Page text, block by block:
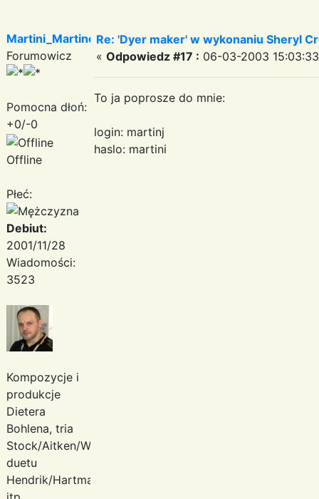
Martini_Martinez
Forumowicz
Pomocna dłoń:
+0/-0
Offline
Płeć:
Debiut:
2001/11/28
Wiadomości:
3523
Kompozycje i
produkcje
Dietera
Bohlena, tria
Stock/Aitken/Waterman,
duetu
Hendrik/Hartmann
Re: 'Dyer maker' w wykonaniu Sheryl
« Odpowiedz #17 : 06-03-2003
To ja poprosze do mnie:
login: martinj
haslo: martini